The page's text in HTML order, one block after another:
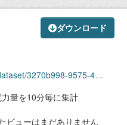
ダウンロード
381c-4546-9df6-cf051088e13d/download/airconditioning_2506.csv
量を10分毎に集計
ビューはまだありません